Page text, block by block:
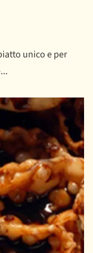
unico e per